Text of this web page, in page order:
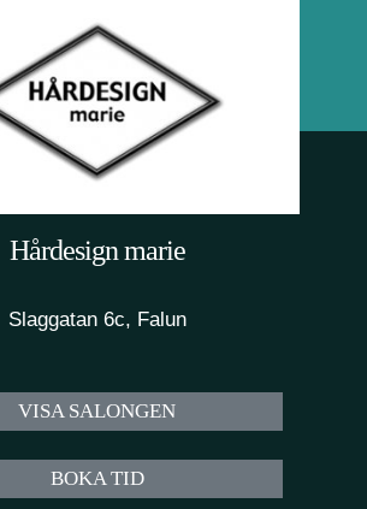
Hårdesign marie
Slaggatan 6c, Falun
VISA SALONGEN
BOKA TID